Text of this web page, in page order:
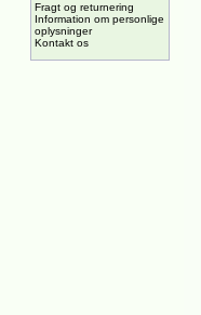
Fragt og returnering
Information om personlige
oplysninger
Kontakt os